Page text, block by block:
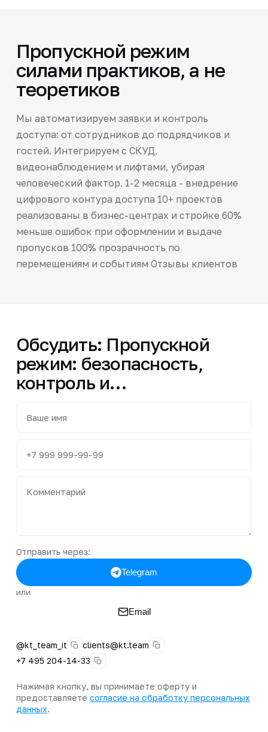
Пропускной режим
силами практиков, а не
теоретиков
Мы автоматизируем заявки и контроль
доступа: от сотрудников до подрядчиков и
гостей. Интегрируем с СКУД,
видеонаблюдением и лифтами, убирая
человеческий фактор. 1-2 месяца - внедрение
цифрового контура доступа 10+ проектов
реализованы в бизнес-центрах и стройке 60%
меньше ошибок при оформлении и выдаче
пропусков 100% прозрачность по
перемещениям и событиям Отзывы клиентов
Обсудить: Пропускной
режим: безопасность,
контроль и…
Отправить через:
Telegram
или
Email
@kt_team_it
clients@kt.team
+7 495 204-14-33
Нажимая кнопку, вы принимаете оферту и
предоставляете согласие на обработку персональных
данных.